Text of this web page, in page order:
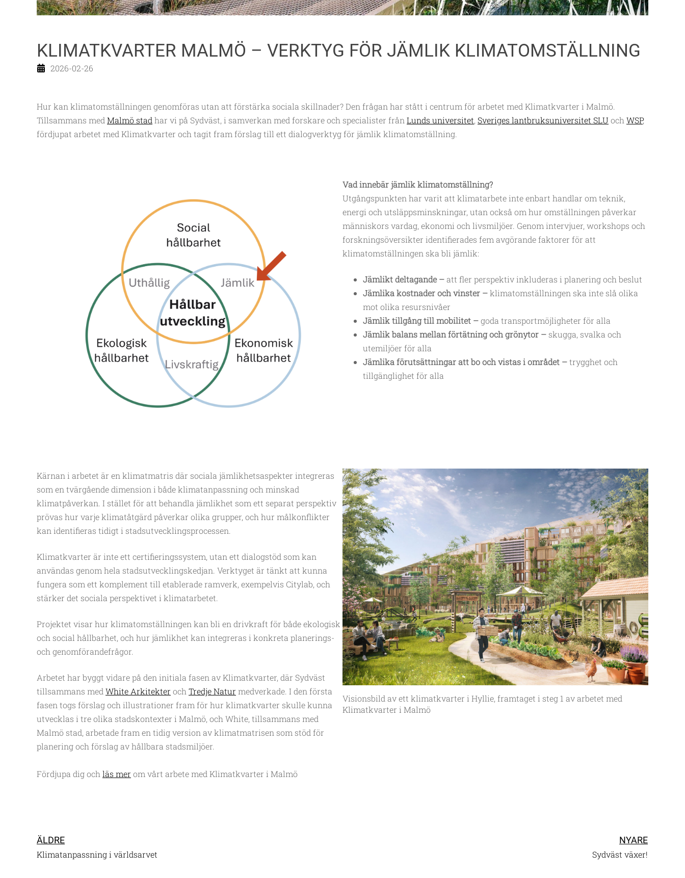
KLIMATKVARTER MALMÖ – VERKTYG FÖR JÄMLIK KLIMATOMSTÄLLNING
2026-02-26
Hur kan klimatomställningen genomföras utan att förstärka sociala skillnader? Den frågan har stått i centrum för arbetet med Klimatkvarter i Malmö.
Tillsammans medMalmö stadhar vi på Sydväst, i samverkan med forskare och specialister frånLunds universitet, Sveriges lantbruksuniversitet SLU ochWSP,
fördjupat arbetet med Klimatkvarter och tagit fram förslag till ett dialogverktyg för jämlik klimatomställning.
Vad innebär jämlik klimatomställning?
Utgångspunkten har varit att klimatarbete inte enbart handlar om teknik,
energi och utsläppsminskningar, utan också om hur omställningen påverkar
människors vardag, ekonomi och livsmiljöer. Genom intervjuer, workshops och
forskningsöversikter identifierades fem avgörande faktorer för att
klimatomställningen ska bli jämlik:
Jämlikt deltagande –att fler perspektiv inkluderas i planering och beslut
Jämlika kostnader och vinster –klimatomställningen ska inte slå olika
mot olika resursnivåer
Jämlik tillgång till mobilitet –goda transportmöjligheter för alla
Jämlik balans mellan förtätning och grönytor –skugga, svalka och
utemiljöer för alla
Jämlika förutsättningar att bo och vistas i området –trygghet och
tillgänglighet för alla
Kärnan i arbetet är en klimatmatris där sociala jämlikhetsaspekter integreras
som en tvärgående dimension i både klimatanpassning och minskad
klimatpåverkan. I stället för att behandla jämlikhet som ett separat perspektiv
prövas hur varje klimatåtgärd påverkar olika grupper, och hur målkonflikter
kan identifieras tidigt i stadsutvecklingsprocessen.
Klimatkvarter är inte ett certifieringssystem, utan ett dialogstöd som kan
användas genom hela stadsutvecklingskedjan. Verktyget är tänkt att kunna
fungera som ett komplement till etablerade ramverk, exempelvis Citylab, och
stärker det sociala perspektivet i klimatarbetet.
Projektet visar hur klimatomställningen kan bli en drivkraft för både ekologisk
och social hållbarhet, och hur jämlikhet kan integreras i konkreta planerings-
och genomförandefrågor.
Arbetet har byggt vidare på den initiala fasen av Klimatkvarter, där Sydväst
tillsammans medWhite Arkitekter ochTredje Natur medverkade. I den första
fasen togs förslag och illustrationer fram för hur klimatkvarter skulle kunna
utvecklas i tre olika stadskontexter i Malmö, och White, tillsammans med
Malmö stad, arbetade fram en tidig version av klimatmatrisen som stöd för
planering och förslag av hållbara stadsmiljöer.
Fördjupa dig ochläs mer om vårt arbete med Klimatkvarter i Malmö
Visionsbild av ett klimatkvarter i Hyllie, framtaget i steg 1 av arbetet med
Klimatkvarter i Malmö
ÄLDRE
Klimatanpassning i världsarvet
NYARE
Sydväst växer!